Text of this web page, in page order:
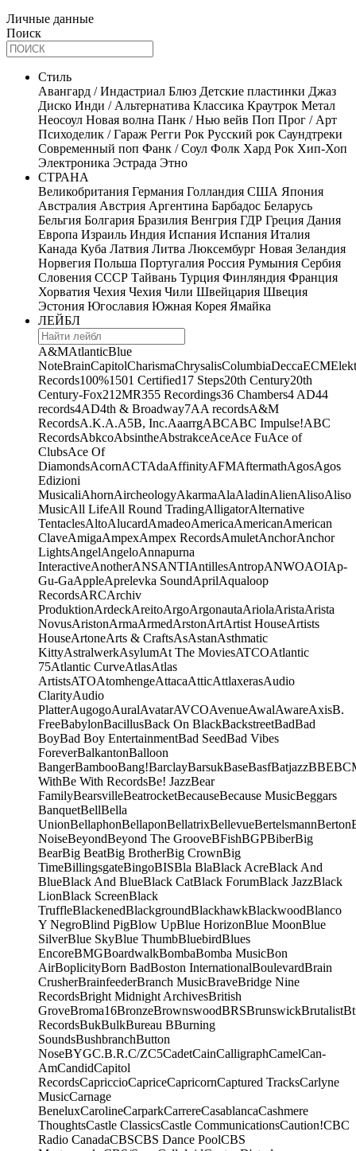
Личные данные
Поиск
Стиль
Авангард / Индастриал Блюз Детские пластинки Джаз
Диско Инди / Альтернатива Классика Краутрок Метал
Неосоул Новая волна Панк / Нью вейв Поп Прог / Арт
Психоделик / Гараж Регги Рок Русский рок Саундтреки
Современный поп Фанк / Соул Фолк Хард Рок Хип-Хоп
Электроника Эстрада Этно
СТРАНА
Великобритания Германия Голландия США Япония
Австралия Австрия Аргентина Барбадос Беларусь
Бельгия Болгария Бразилия Венгрия ГДР Греция Дания
Европа Израиль Индия Испания Испания Италия
Канада Куба Латвия Литва Люксембург Новая Зеландия
Норвегия Польша Португалия Россия Румыния Сербия
Словения СССР Тайвань Турция Финляндия Франция
Хорватия Чехия Чехия Чили Швейцария Швеция
Эстония Югославия Южная Корея Ямайка
ЛЕЙБЛ
A&MAtlanticBlue
NoteBrainCapitolCharismaChrysalisColumbiaDeccaECM
Records100%1501 Certified17 Steps20th Century20th
Century-Fox21 2MR355 Recordings36 Chambers4 AD44
records4AD4th & Broadway7AA recordsA&M
RecordsA.K.A.A5B, Inc.AaarrgABCABC Impulse!ABC
RecordsAbkcoAbsintheAbstrakceAceAce FuAce of
ClubsAce Of
DiamondsAcornACTAdaAffinityAFMAftermathAgosAgos
Edizioni
MusicaliAhornAircheologyAkarmaAlaAladinAlienAlisoAliso
MusicAll LifeAll Round TradingAlligatorAlternative
TentaclesAltoAlucardAmadeoAmericaAmericanAmerican
ClaveAmigaAmpexAmpex RecordsAmuletAnchorAnchor
LightsAngelAngeloAnnapurna
InteractiveAnotherANSANTIAntillesAntropANWOAOIAp-
Gu-GaAppleAprelevka SoundAprilAqualoop
RecordsARCArchiv
ProduktionArdeckAreitoArgoArgonautaAriolaAristaArista
NovusAristonArmaArmedArstonArtArtist HouseArtists
HouseArtoneArts & CraftsAsAstanAsthmatic
KittyAstralwerkAsylumAt The MoviesATCOAtlantic
75Atlantic CurveAtlasAtlas
ArtistsATOAtomhengeAttacaAtticAttlaxerasAudio
ClarityAudio
PlatterAugogoAuralAvatarAVCOAvenueAwalAwareAxisB.
FreeBabylonBacillusBack On BlackBackstreetBadBad
BoyBad Boy EntertainmentBad SeedBad Vibes
ForeverBalkantonBalloon
BangerBambooBang!BarclayBarsukBaseBasfBatjazzBBE
WithBe With RecordsBe! JazzBear
FamilyBearsvilleBeatrocketBecauseBecause MusicBeggars
BanquetBellBella
UnionBellaphonBellaponBellatrixBellevueBertelsmannBerton
NoiseBeyondBeyond The GrooveBFishBGPBiberBig
BearBig BeatBig BrotherBig CrownBig
TimeBillingsgateBingoBISBla BlaBlack AcreBlack And
BlueBlack And BlueBlack CatBlack ForumBlack JazzBlack
LionBlack ScreenBlack
TruffleBlackenedBlackgroundBlackhawkBlackwoodBlanco
Y NegroBlind PigBlow UpBlue HorizonBlue MoonBlue
SilverBlue SkyBlue ThumbBluebirdBlues
EncoreBMGBoardwalkBombaBomba MusicBon
AirBoplicityBorn BadBoston InternationalBoulevardBrain
CrusherBrainfeederBranch MusicBraveBridge Nine
RecordsBright Midnight ArchivesBritish
GroveBroma16BronzeBrownswoodBRSBrunswickBrutalist
RecordsBukBulkBureau BBurning
SoundsBushbranchButton
NoseBYGC.B.R.C/ZC5CadetCainCalligraphCamelCan-
AmCandidCapitol
RecordsCapriccioCapriceCapricornCaptured TracksCarlyne
MusicCarnage
BeneluxCarolineCarparkCarrereCasablancaCashmere
ThoughtsCastle ClassicsCastle CommunicationsCaution!CBC
Radio CanadaCBSCBS Dance PoolCBS